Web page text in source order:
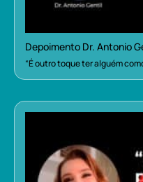
Depoimento Dr. Antonio
“É outro toque ter alguém